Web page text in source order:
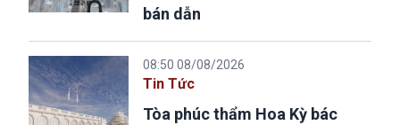
bán dẫn
08:50 08/08/2026
Tin Tức
Tòa phúc thẩm Hoa Kỳ bác